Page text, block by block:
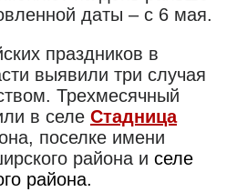
даты – с 6 мая.
праздников в
выявили три случая
Трехмесячный
в селе Стадница
поселке имени
района и селе
района.